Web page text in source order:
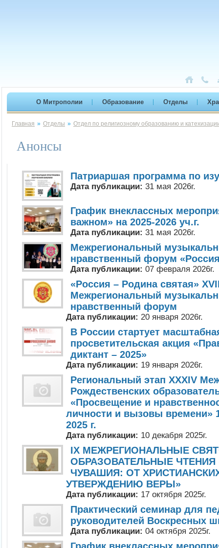
О Митрополии Образование Отделы
Главная » Отделы » Отдел по религиозному образованию и
Анонсы
Патриаршая программа по
Дата публикации: 31 мая 2026г.
График внеклассных
важном» на 2025-2026 уч.г.
Дата публикации: 31 мая 2026г.
Межрегиональный
нравственный форум
Дата публикации: 07 февраля 2026г.
«Россия – Родина святая»
Межрегиональный
нравственный форум
Дата публикации: 20 января 2026г.
В России стартует
просветительская акция
диктант – 2025»
Дата публикации: 19 января 2026г.
Региональный этап XXXIV
Рождественских
«Просвещение и
личности и вызовы времени»
2025 г.
Дата публикации: 10 декабря 2025г.
IX МЕЖРЕГИОНАЛЬНЫЕ
ОБРАЗОВАТЕЛЬНЫЕ ЧТЕНИЯ
ЧУВАШИЯ: ОТ
УТВЕРЖДЕНИЮ ВЕРЫ»
Дата публикации: 17 октября 2025г.
Практический семинар для
руководителей Воскресных
Дата публикации: 04 октября 2025г.